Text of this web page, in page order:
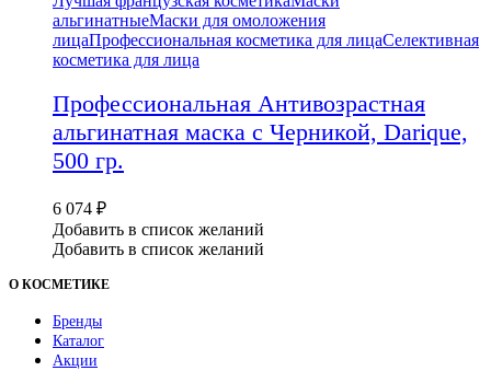
альгинатныеМаски для омоложения
лицаПрофессиональная косметика для лицаСелективная
косметика для лица
Профессиональная Антивозрастная
альгинатная маска с Черникой, Darique,
500 гр.
6 074 ₽
Добавить в список желаний
Добавить в список желаний
О КОСМЕТИКЕ
Бренды
Каталог
Акции